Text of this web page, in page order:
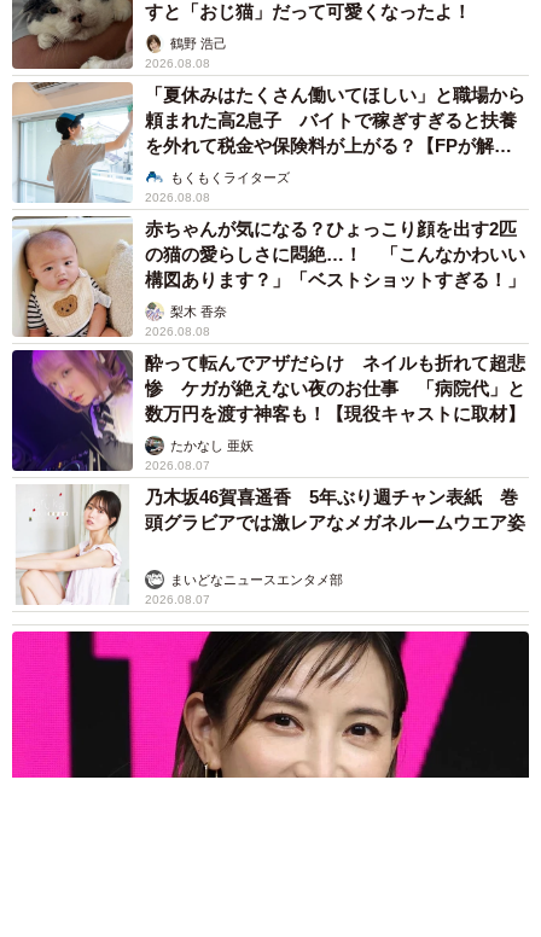
すと「おじ猫」だって可愛くなったよ！
鶴野 浩己
2026.08.08
「夏休みはたくさん働いてほしい」と職場から
頼まれた高2息子 バイトで稼ぎすぎると扶養
を外れて税金や保険料が上がる？【FPが解
説】もくもくライターズ
2026.08.08
赤ちゃんが気になる？ひょっこり顔を出す2匹
の猫の愛らしさに悶絶…！ 「こんなかわいい
構図あります？」「ベストショットすぎる！」
梨木 香奈
2026.08.08
酔って転んでアザだらけ ネイルも折れて超悲
惨 ケガが絶えない夜のお仕事 「病院代」と
数万円を渡す神客も！【現役キャストに取材】
たかなし 亜妖
2026.08.07
乃木坂46賀喜遥香 5年ぶり週チャン表紙 巻
頭グラビアでは激レアなメガネルームウエア姿
まいどなニュースエンタメ部
2026.08.07